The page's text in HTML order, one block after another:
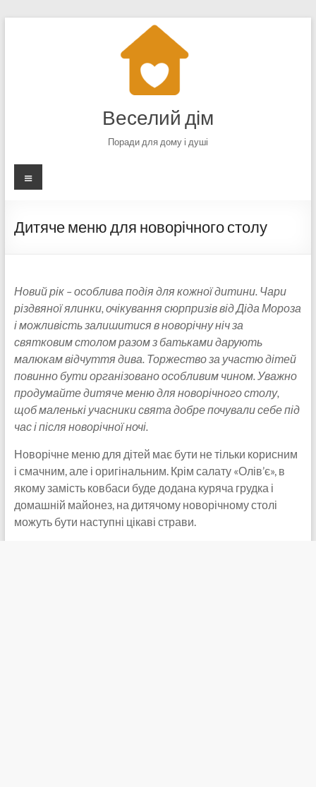
Веселий дім
Поради для дому і душі
Меню
Дитяче меню для новорічного столу
Новий рік – особлива подія для кожної дитини. Чари
різдвяної ялинки, очікування сюрпризів від Діда Мороза
і можливість залишитися в новорічну ніч за
святковим столом разом з батьками дарують
малюкам відчуття дива. Торжество за участю дітей
повинно бути організовано особливим чином. Уважно
продумайте дитяче меню для новорічного столу,
щоб маленькі учасники свята добре почували себе під
час і після новорічної ночі.
Новорічне меню для дітей має бути не тільки корисним
і смачним, але і оригінальним. Крім салату «Олів’є», в
якому замість ковбаси буде додана куряча грудка і
домашній майонез, на дитячому новорічному столі
можуть бути наступні цікаві страви.